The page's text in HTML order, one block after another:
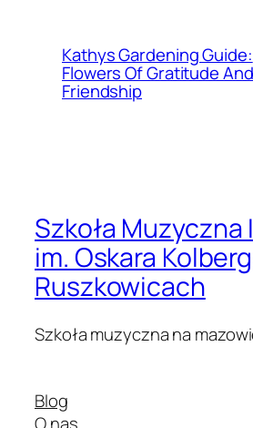
Kathys Gardening Guide:
Flowers Of Gratitude And
Friendship
Szkoła Muzyczna
im. Oskara
Ruszkowicach
Szkoła muzyczna na
Blog